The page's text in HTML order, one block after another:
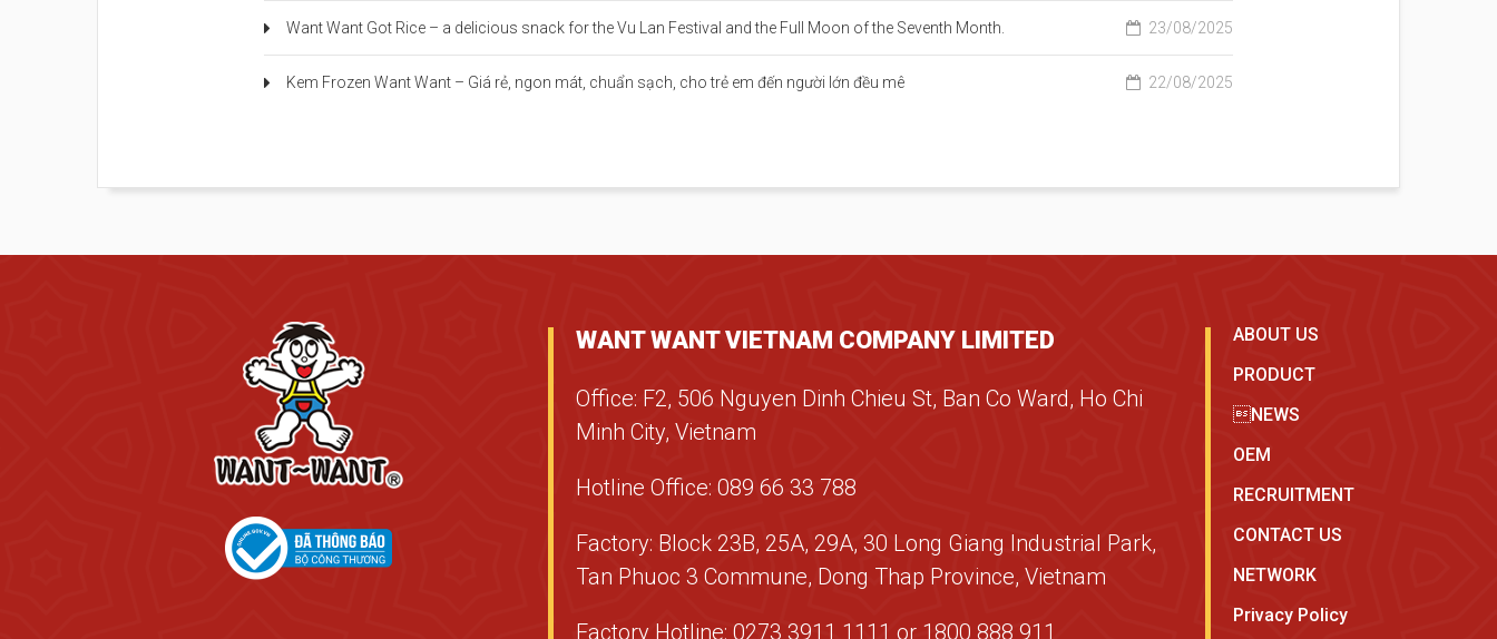
Want Want Got Rice – a delicious snack for the Vu Lan Festival and the Full Moon of the Seventh Month. 23/08/2025
Kem Frozen Want Want – Giá rẻ, ngon mát, chuẩn sạch, cho trẻ em đến người lớn đều mê 22/08/2025
WANT WANT VIETNAM COMPANY LIMITED
Office: F2, 506 Nguyen Dinh Chieu St, Ban Co Ward, Ho Chi
Minh City, Vietnam
Hotline Office: 089 66 33 788
Factory: Block 23B, 25A, 29A, 30 Long Giang Industrial Park,
Tan Phuoc 3 Commune, Dong Thap Province, Vietnam
Factory Hotline: 0273 3911 1111 or 1800 888 911
ABOUT US
PRODUCT
NEWS
OEM
RECRUITMENT
CONTACT US
NETWORK
Privacy Policy